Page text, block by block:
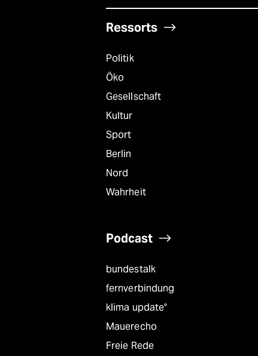
Ressorts
Politik
Öko
Gesellschaft
Kultur
Sport
Berlin
Nord
Wahrheit
Podcast
bundestalk
fernverbindung
klima update°
Mauerecho
Freie Rede